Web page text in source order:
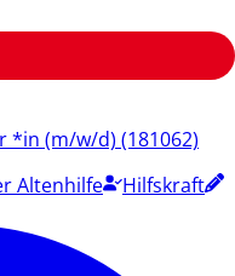
*in (m/w/d) (181062)
Altenhilfe
Hilfskraft